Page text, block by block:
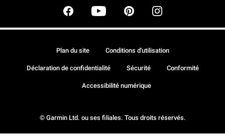
© Garmin Ltd. ou ses filiales. Tous droits réservés.
Plan du site Conditions d'utilisation
Déclaration de confidentialité Sécurité Conformité
Accessibilité numérique